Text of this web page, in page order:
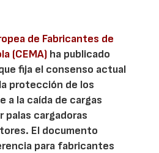
de Fabricantes de
(CEMA) ha publicado
fija el consenso actual
protección de los
a la caída de cargas
palas cargadoras
El documento
para fabricantes